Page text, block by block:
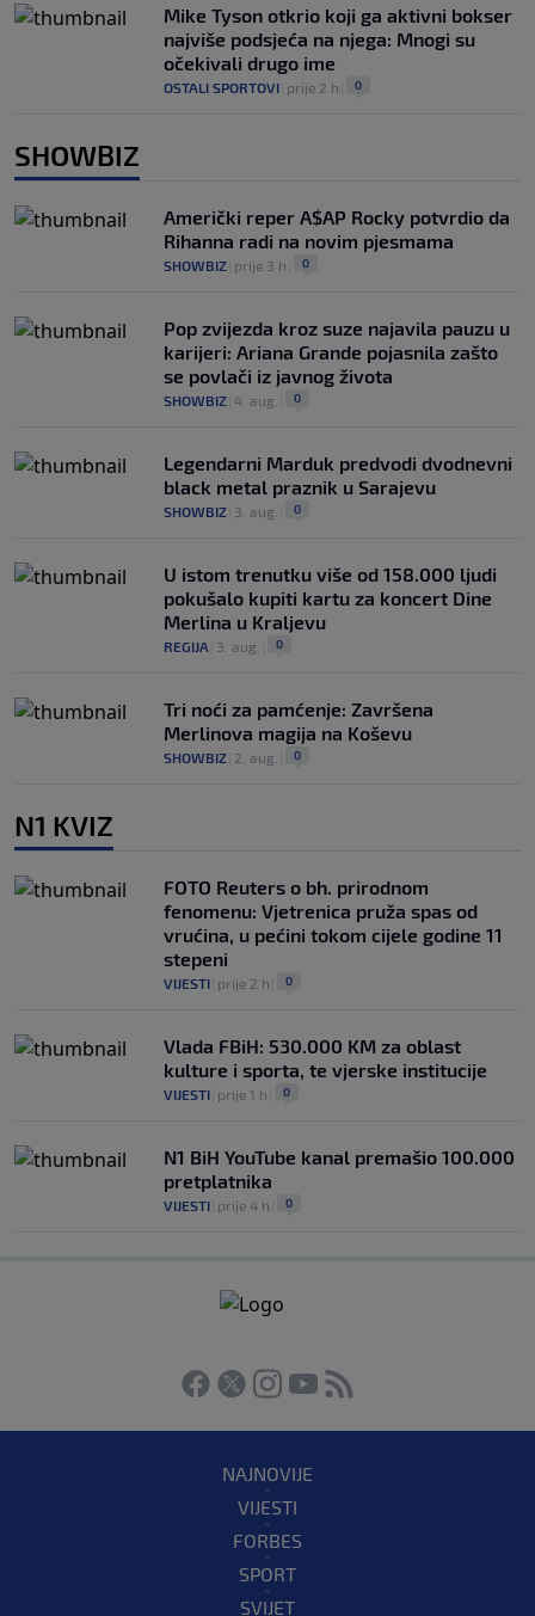
Mike Tyson otkrio koji ga aktivni bokser
najviše podsjeća na njega: Mnogi su
očekivali drugo ime
OSTALI SPORTOVI prije 2 h 0
SHOWBIZ
Američki reper A$AP Rocky potvrdio da
Rihanna radi na novim pjesmama
SHOWBIZ prije 3 h 0
Pop zvijezda kroz suze najavila pauzu u
karijeri: Ariana Grande pojasnila zašto
se povlači iz javnog života
SHOWBIZ 4. aug. 0
Legendarni Marduk predvodi dvodnevni
black metal praznik u Sarajevu
SHOWBIZ 3. aug. 0
U istom trenutku više od 158.000 ljudi
pokušalo kupiti kartu za koncert Dine
Merlina u Kraljevu
REGIJA 3. aug. 0
Tri noći za pamćenje: Završena
Merlinova magija na Koševu
SHOWBIZ 2. aug. 0
N1 KVIZ
FOTO Reuters o bh. prirodnom
fenomenu: Vjetrenica pruža spas od
vrućina, u pećini tokom cijele godine 11
stepeni
VIJESTI prije 2 h 0
Vlada FBiH: 530.000 KM za oblast
kulture i sporta, te vjerske institucije
VIJESTI prije 1 h 0
N1 BiH YouTube kanal premašio 100.000
pretplatnika
VIJESTI prije 4 h 0
NAJNOVIJE
VIJESTI
FORBES
SPORT
SVIJET